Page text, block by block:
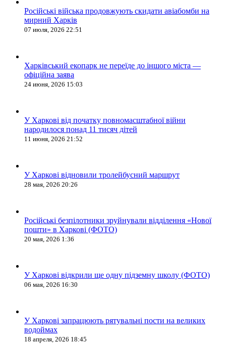
Російські війська продовжують скидати авіабомби на
мирний Харків
07 июля, 2026 22:51
Харківський екопарк не переїде до іншого міста —
офіційна заява
24 июня, 2026 15:03
У Харкові від початку повномасштабної війни
народилося понад 11 тисяч дітей
11 июня, 2026 21:52
У Харкові відновили тролейбусний маршрут
28 мая, 2026 20:26
Російські безпілотники зруйнували відділення «Нової
пошти» в Харкові (ФОТО)
20 мая, 2026 1:36
У Харкові відкрили ще одну підземну школу (ФОТО)
06 мая, 2026 16:30
У Харкові запрацюють рятувальні пости на великих
водоймах
18 апреля, 2026 18:45